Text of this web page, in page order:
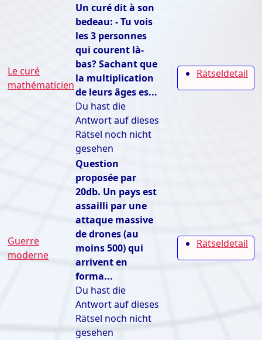
Le curé
mathématicien
Un curé dit à son
bedeau: - Tu vois
les 3 personnes
qui courent là-
bas? Sachant que
la multiplication
de leurs âges es...
Du hast die
Antwort auf dieses
Rätsel noch nicht
gesehen
Rätseldetail
Guerre
moderne
Question
proposée par
20db. Un pays est
assailli par une
attaque massive
de drones (au
moins 500) qui
arrivent en
forma...
Du hast die
Antwort auf dieses
Rätsel noch nicht
gesehen
Rätseldetail